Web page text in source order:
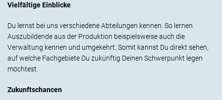
Vielfältige Einblicke
Du lernst bei uns verschiedene Abteilungen kennen. So lernen
Auszubildende aus der Produktion beispielsweise auch die
Verwaltung kennen und umgekehrt. Somit kannst Du direkt sehen,
auf welche Fachgebiete Du zukünftig Deinen Schwerpunkt legen
möchtest.
Zukunftschancen